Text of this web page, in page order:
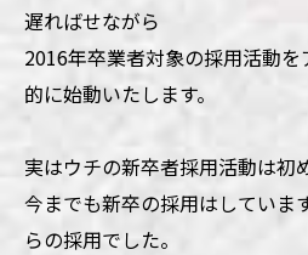
遅ればせながら
2016年卒業者対象の採用活動
的に始動いたします。
実はウチの新卒者採用活動は初
今までも新卒の採用はしていま
らの採用でした。